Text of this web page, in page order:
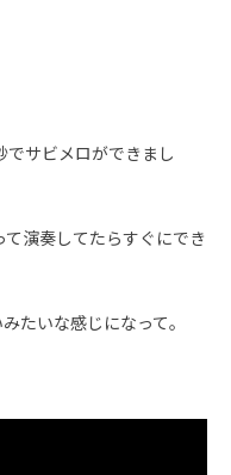
でサビメロができまし
て演奏してたらすぐにでき
たいな感じになって。